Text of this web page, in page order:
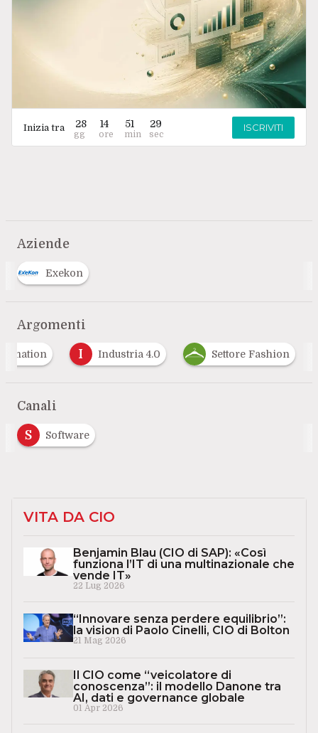
Inizia tra 28 14 51 29 ISCRIVITI
Aziende
Exekon
Argomenti
I Industria 4.0 Settore Fashion
Canali
S Software
VITA DA CIO
Benjamin Blau (CIO di SAP): «Così
funziona l’IT di una multinazionale che
vende IT»
22 Lug 2026
“Innovare senza perdere equilibrio”:
la vision di Paolo Cinelli, CIO di Bolton
21 Mag 2026
Il CIO come “veicolatore di
conoscenza”: il modello Danone tra
AI, dati e governance globale
01 Apr 2026